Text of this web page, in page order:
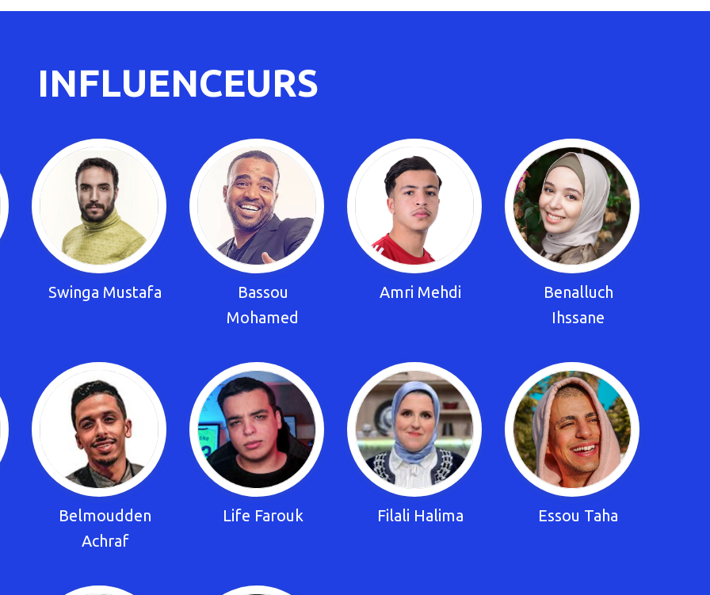
INFLUENCEURS
Swinga Mustafa
Bassou
Mohamed
Amri Mehdi
Benalluch
Ihssane
Belmoudden
Achraf
Life Farouk Filali Halima Essou Taha